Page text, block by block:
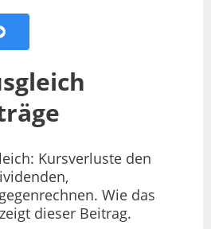
Kursverluste den
Wie das
dieser Beitrag.